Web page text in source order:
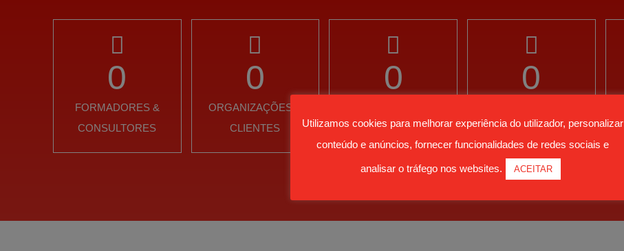
0
FORMADORES &
CONSULTORES
0
ORGANIZAÇÕES E
CLIENTES
0
FORMADOS
0
MINISTRADAS
Utilizamos cookies para melhorar experiência do utilizador, personalizar
conteúdo e anúncios, fornecer funcionalidades de redes sociais e
analisar o tráfego nos websites. ACEITAR